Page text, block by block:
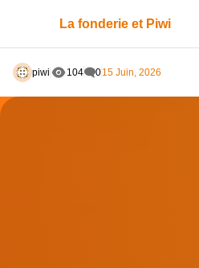
La fonderie et Piwi
piwi 104 015 Juin, 2026